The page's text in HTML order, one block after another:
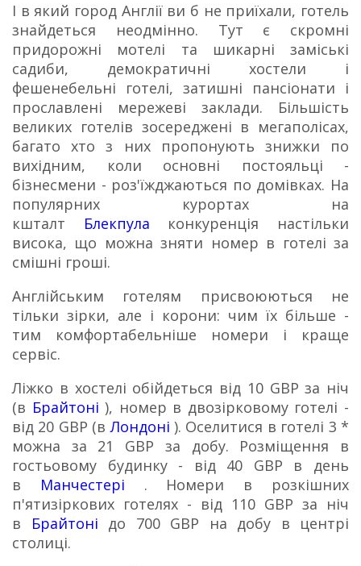
І в який город Англії ви б не приїхали, готель
знайдеться неодмінно. Тут є скромні
придорожні мотелі та шикарні заміські
садиби, демократичні хостели і
фешенебельні готелі, затишні пансіонати і
прославлені мережеві заклади. Більшість
великих готелів зосереджені в мегаполісах,
багато хто з них пропонують знижки по
вихідним, коли основні постояльці -
бізнесмени - роз'їжджаються по домівках. На
популярних курортах на
кшталт Блекпула конкуренція настільки
висока, що можна зняти номер в готелі за
смішні гроші.
Англійським готелям присвоюються не
тільки зірки, але і корони: чим їх більше -
тим комфортабельніше номери і краще
сервіс.
Ліжко в хостелі обійдеться від 10 GBP за ніч
(в Брайтоні ), номер в двозірковому готелі -
від 20 GBP (вЛондоні ). Оселитися в готелі 3 *
можна за 21 GBP за добу. Розміщення в
гостьовому будинку - від 40 GBP в день
в Манчестері . Номери в розкішних
п'ятизіркових готелях - від 110 GBP за ніч
в
Брайтоні до 700 GBP на добу в центрі
столиці.